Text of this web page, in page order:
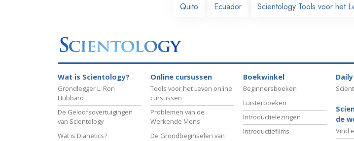
Quito
Ecuador Scientology Tools voor het
Wat is Scientology?
Grondlegger L. Ron
Hubbard
De Geloofsovertuigingen
van Scientology
Wat is Dianetics?
Online cursussen
Tools voor het Leven online
cursussen
Problemen van de
Werkende Mens
De Grondbeginselen van
Boekwinkel
Beginnersboeken
Luisterboeken
Introductielezingen
Introductiefilms
de
Vind